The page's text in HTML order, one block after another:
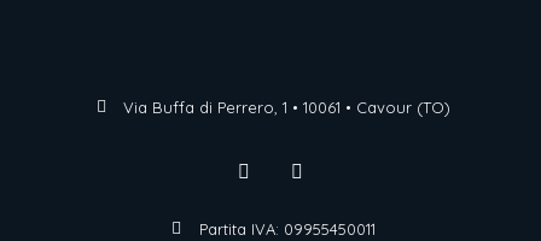
Via Buffa di Perrero, 1 • 10061 • Cavour (TO)
Partita IVA: 09955450011